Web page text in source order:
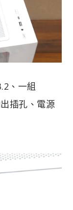
、一組
插孔、電源